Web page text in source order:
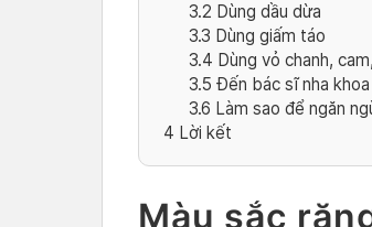
3.2 Dùng dầu dừa
3.3 Dùng giấm táo
3.4 Dùng vỏ chanh,
3.5 Đến bác sĩ nha khoa
3.6 Làm sao để ngăn
4 Lời kết
Màu sắc